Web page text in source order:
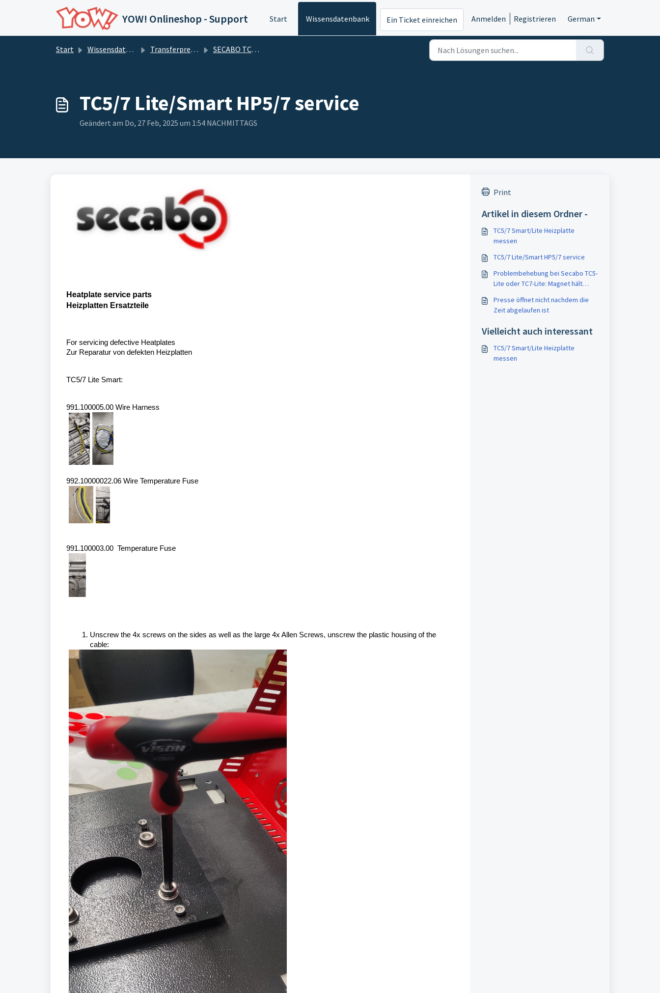
Zum hauptsächlichen Inhalt gehen
YOW! Onlineshop - Support Start Wissensdatenbank Ein Ticket einreichen Anmelden Registrieren German
Start Wissensdatenbank Transferpressen SECABO TC5/TC7 LITE MODULARE TRANSFERPRESSE
TC5/7 Lite/Smart HP5/7 service
Geändert am Do, 27 Feb, 2025 um 1:54 NACHMITTAGS
Heatplate service parts
Heizplatten Ersatzteile
For servicing defective Heatplates
Zur Reparatur von defekten Heizplatten
TC5/7 Lite Smart:
991.100005.00 Wire Harness
992.10000022.06 Wire Temperature Fuse
991.100003.00 Temperature Fuse
Unscrew the 4x screws on the sides as well as the large 4x Allen Screws, unscrew the plastic housing of the
cable:
Print
Artikel in diesem Ordner -
TC5/7 Smart/Lite Heizplatte
messen
TC5/7 Lite/Smart HP5/7 service
Problembehebung bei Secabo TC5-
Lite oder TC7-Lite: Magnet hält
Presse öffnet nicht nachdem die
Zeit abgelaufen ist
Vielleicht auch interessant
TC5/7 Smart/Lite Heizplatte
messen